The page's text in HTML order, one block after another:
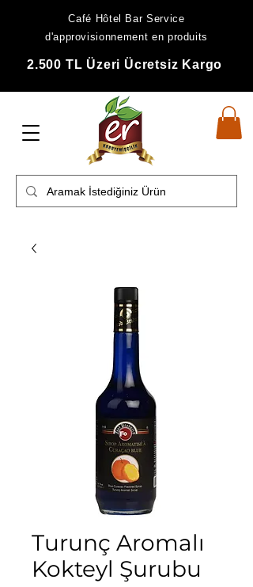
Café Hôtel Bar Service
d'approvisionnement en produits
2.500 TL Üzeri Ücretsiz Kargo
Turunç Aromalı
Kokteyl Şurubu